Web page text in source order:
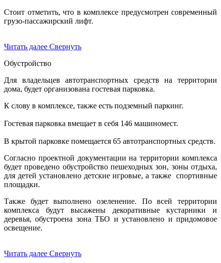
Стоит отметить, что в комплексе предусмотрен современный
грузо-пассажирский лифт.
Читать далее Свернуть
Обустройство
Для владельцев автотранспортных средств на территории
дома, будет организована гостевая парковка.
К слову в комплексе, также есть подземный паркинг.
Гостевая парковка вмещает в себя 146 машиномест.
В крытой парковке помещается 65 автотранспортных средств.
Согласно проектной документации на территории комплекса
будет проведено обустройство пешеходных зон, зоны отдыха,
для детей установлено детские игровые, а также спортивные
площадки.
Также будет выполнено озеленение. По всей территории
комплекса будут высажены декоративные кустарники и
деревья, обустроена зона ТБО и установлено и придомовое
освещение.
Читать далее Свернуть